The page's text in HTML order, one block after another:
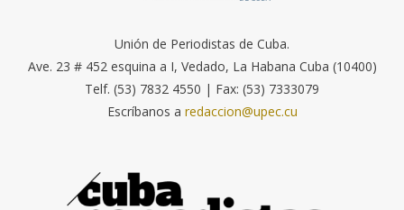
Unión de Periodistas de Cuba.
Ave. 23 # 452 esquina a I, Vedado, La Habana Cuba (10400)
Telf. (53) 7832 4550 | Fax: (53) 7333079
Escríbanos a redaccion@upec.cu